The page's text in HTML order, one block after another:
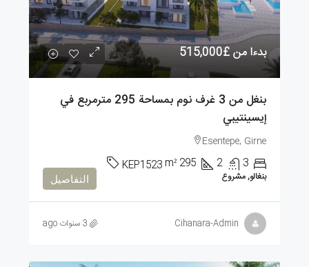
بدءا من£515,000
بنغل من 3 غرف نوم بمساحة 295 مترمربع في
إيسينتيبي
Esentepe, Girne
3
2
295
m²
KEP1523
بنغالو, مشروع التفاصيل
Cihanara-Admin 3 سنوات ago